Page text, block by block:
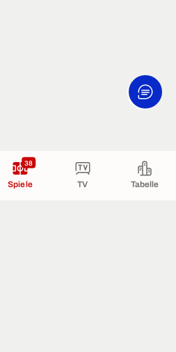
Spiele
38
TV Tabelle